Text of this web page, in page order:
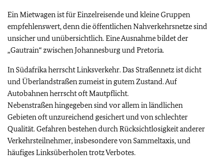
Ein Mietwagen ist für Einzelreisende und kleine Gruppen
empfehlenswert, denn die öffentlichen Nahverkehrsnetze sind
unsicher und unübersichtlich. Eine Ausnahme bildet der
„Gautrain“ zwischen Johannesburg und Pretoria.
In Südafrika herrscht Linksverkehr. Das Straßennetz ist dicht
und Überlandstraßen zumeist in gutem Zustand. Auf
Autobahnen herrscht oft Mautpflicht.
Nebenstraßen hingegeben sind vor allem in ländlichen
Gebieten oft unzureichend gesichert und von schlechter
Qualität. Gefahren bestehen durch Rücksichtlosigkeit anderer
Verkehrsteilnehmer, insbesondere von Sammeltaxis, und
häufiges Linksüberholen trotz Verbotes.